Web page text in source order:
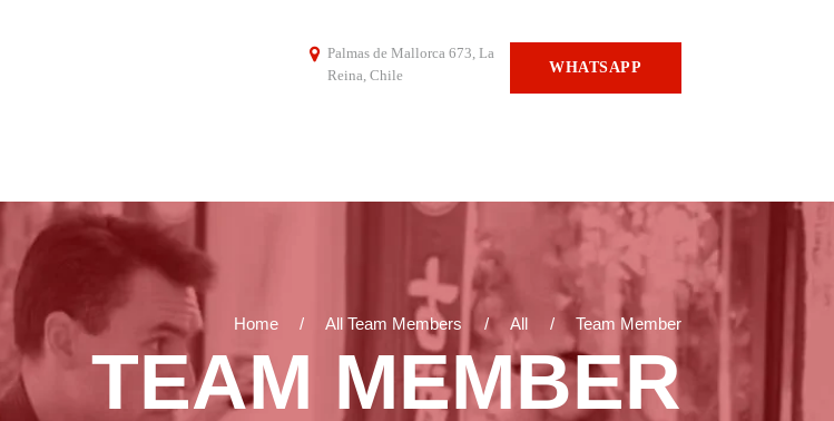
WHATSAPP
Palmas de Mallorca 673, La
Reina, Chile
Home All Team Members All Team Member
TEAM MEMBER